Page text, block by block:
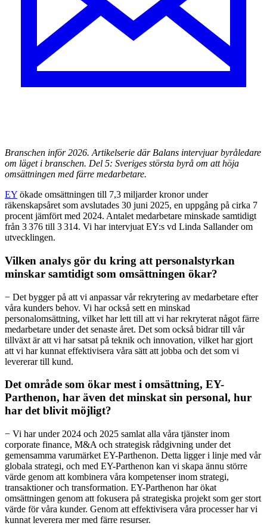
Branschen inför 2026. Artikelserie där Balans intervjuar byråledare
om läget i branschen. Del 5: Sveriges största byrå om att höja
omsättningen med färre medarbetare.
EY ökade omsättningen till 7,3 miljarder kronor under
räkenskapsåret som avslutades 30 juni 2025, en uppgång på cirka 7
procent jämfört med 2024. Antalet medarbetare minskade samtidigt
från 3 376 till 3 314. Vi har intervjuat EY:s vd Linda Sallander om
utvecklingen.
Vilken analys gör du kring att personalstyrkan
minskar samtidigt som omsättningen ökar?
− Det bygger på att vi anpassar vår rekrytering av medarbetare efter
våra kunders behov. Vi har också sett en minskad
personalomsättning, vilket har lett till att vi har rekryterat något färre
medarbetare under det senaste året. Det som också bidrar till vår
tillväxt är att vi har satsat på teknik och innovation, vilket har gjort
att vi har kunnat effektivisera våra sätt att jobba och det som vi
levererar till kund.
Det område som ökar mest i omsättning, EY-
Parthenon, har även det minskat sin personal, hur
har det blivit möjligt?
− Vi har under 2024 och 2025 samlat alla våra tjänster inom
corporate finance, M&A och strategisk rådgivning under det
gemensamma varumärket EY-Parthenon. Detta ligger i linje med vår
globala strategi, och med EY-Parthenon kan vi skapa ännu större
värde genom att kombinera våra kompetenser inom strategi,
transaktioner och transformation. EY-Parthenon har ökat
omsättningen genom att fokusera på strategiska projekt som ger stort
värde för våra kunder. Genom att effektivisera våra processer har vi
kunnat leverera mer med färre resurser.